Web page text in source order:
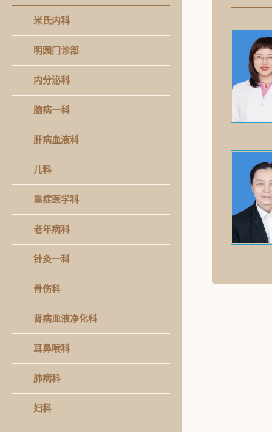
米氏内科
明园门诊部
内分泌科
脑病一科
肝病血液科
儿科
重症医学科
老年病科
针灸一科
骨伤科
肾病血液净化科
耳鼻喉科
肺病科
妇科